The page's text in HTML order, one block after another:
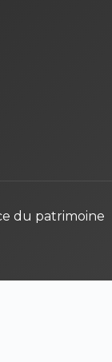
du patrimoine